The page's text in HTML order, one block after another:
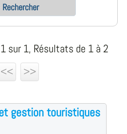
Rechercher
sur 1, Résultats de 1 à 2
<<
>>
gestion touristiques